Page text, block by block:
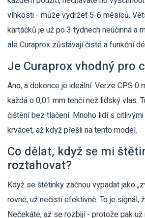
vlhkosti - může vydržet 5-6 měsíců.
kartáčků je už po 3 týdnech neúčinná a
ale Curaprox zůstávají čisté a funkční
Je Curaprox vhodný pro
Ano, a dokonce je ideální. Verze CPS 0
každá o 0,01 mm tenčí než lidský vlas.
čištění bez tlačení. Mnoho lidí s
krvácet, až když přešli na tento model.
Co dělat, když se mi
roztahovat?
Když se štětinky začnou vypadat jako
rovné, už nečistí efektivně. To je signál,
Nečekáte, až se rozbijí - protože pak